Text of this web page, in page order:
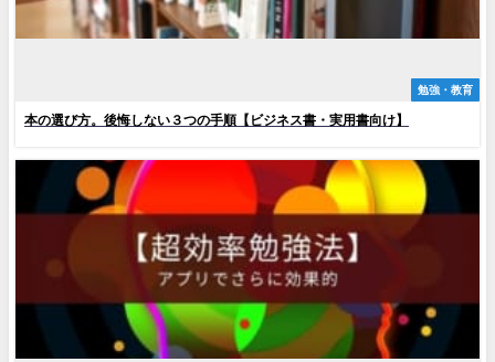
勉強・教育
本の選び方。後悔しない３つの手順【ビジネス書・実用書向け】